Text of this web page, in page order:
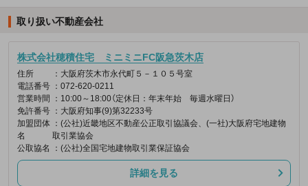
取り扱い不動産会社
株式会社穂積住宅 ミニミニFC阪急茨木店
住所
：大阪府茨木市永代町５－１０５号室
電話番号 ：072-620-0211
営業時間
：10:00～18:00（定休日：年末年始 毎週水曜日）
免許番号 ：大阪府知事(9)第32233号
加盟団体
名
：(公社)近畿地区不動産公正取引協議会、(一社)大阪府宅地建物
取引業協会
公取協名
：(公社)全国宅地建物取引業保証協会
詳細を見る